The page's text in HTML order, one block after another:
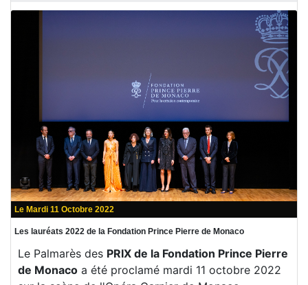
Le Mardi 11 Octobre 2022
Les lauréats 2022 de la Fondation Prince Pierre de Monaco
Le Palmarès des PRIX de la Fondation Prince Pierre
de Monaco a été proclamé mardi 11 octobre 2022